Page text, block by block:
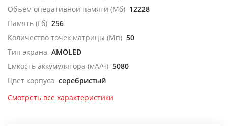
Объем оперативной памяти (Мб) 12228
Память (Гб) 256
Количество точек матрицы (Мп) 50
Тип экрана AMOLED
Емкость аккумулятора (мА/ч) 5080
Цвет корпуса серебристый
Смотреть все характеристики